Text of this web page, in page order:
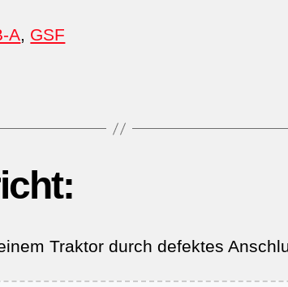
A, GSF
Traktor durch defektes